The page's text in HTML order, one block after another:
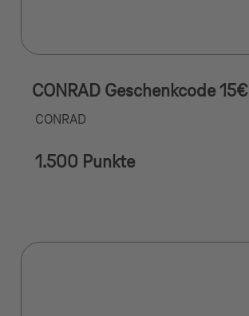
CONRAD Geschenkcode 15€
CONRAD
1.500 Punkte